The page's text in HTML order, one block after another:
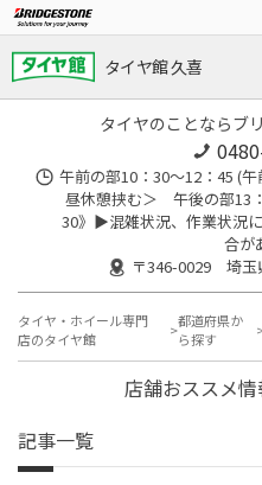
タイヤ館 久喜
タイヤのことならブ
午前の部10：30～12：45 (
昼休憩挟む＞ 午後の部13
30》▶︎混雑状況、作業状況
合が
〒346-0029 埼玉
タイヤ・ホイール専門
店のタイヤ館
都道府県か
ら探す
店舗おススメ
記事一覧